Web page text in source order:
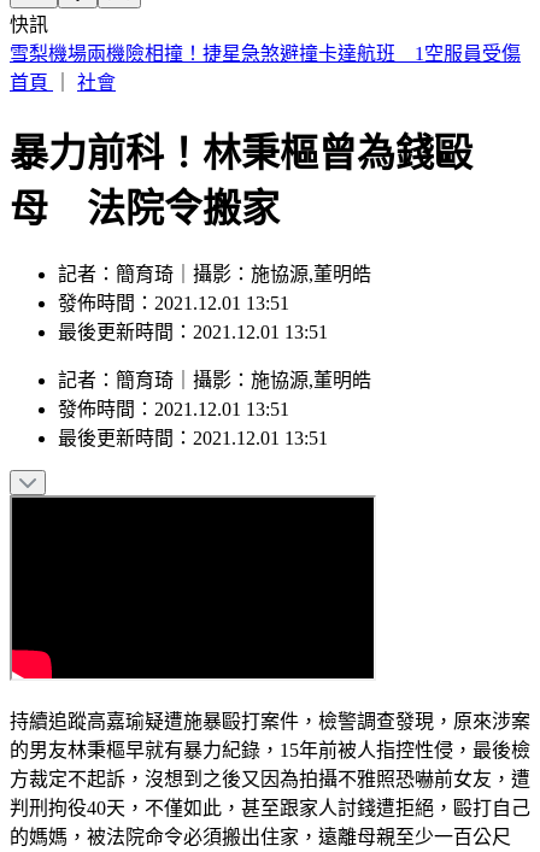
快訊
周子瑜、葉舒華入圍2026全球百大美女 林莎首上榜
首頁
社會
暴力前科！林秉樞曾為錢毆
母 法院令搬家
記者：簡育琦｜攝影：施協源,董明皓
發佈時間：2021.12.01 13:51
最後更新時間：2021.12.01 13:51
記者 ： 簡育琦 攝影 ： 施協源,董明皓
發佈時間： 2021.12.01 13:51
最後更新時間： 2021.12.01 13:51
持續追蹤高嘉瑜疑遭施暴毆打案件，檢警調查發現，原來涉案
的男友林秉樞早就有暴力紀錄，15年前被人指控性侵，最後檢
方裁定不起訴，沒想到之後又因為拍攝不雅照恐嚇前女友，遭
判刑拘役40天，不僅如此，甚至跟家人討錢遭拒絕，毆打自己
的媽媽，被法院命令必須搬出住家，遠離母親至少一百公尺